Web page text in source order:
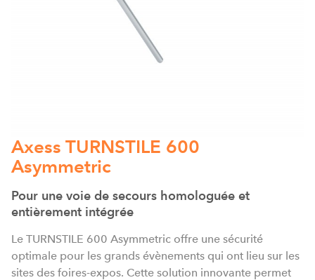
Axess TURNSTILE 600
Asymmetric
Pour une voie de secours homologuée et
entièrement intégrée
Le TURNSTILE 600 Asymmetric offre une sécurité
optimale pour les grands évènements qui ont lieu sur les
sites des foires-expos. Cette solution innovante permet